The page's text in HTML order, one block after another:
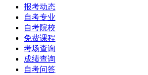
报考动态
自考专业
自考院校
免费课程
考场查询
成绩查询
自考问答